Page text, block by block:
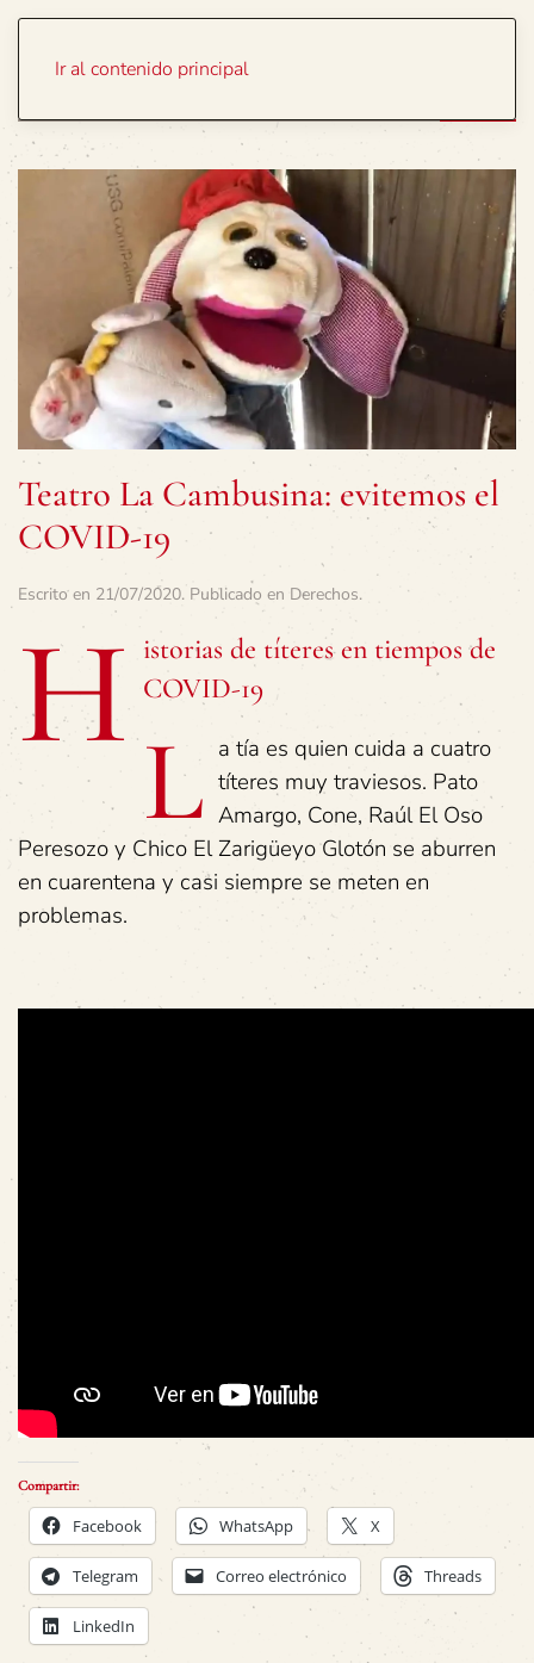
Ir al contenido principal
Teatro La Cambusina: evitemos el
COVID-19
Escrito en 21/07/2020. Publicado en Derechos.
H istorias de títeres en tiempos de
COVID-19
L a tía es quien cuida a cuatro
títeres muy traviesos. Pato
Amargo, Cone, Raúl El Oso
Peresozo y Chico El Zarigüeyo Glotón se aburren
en cuarentena y casi siempre se meten en
problemas.
Compartir:
Facebook WhatsApp X
Telegram Correo electrónico Threads
LinkedIn